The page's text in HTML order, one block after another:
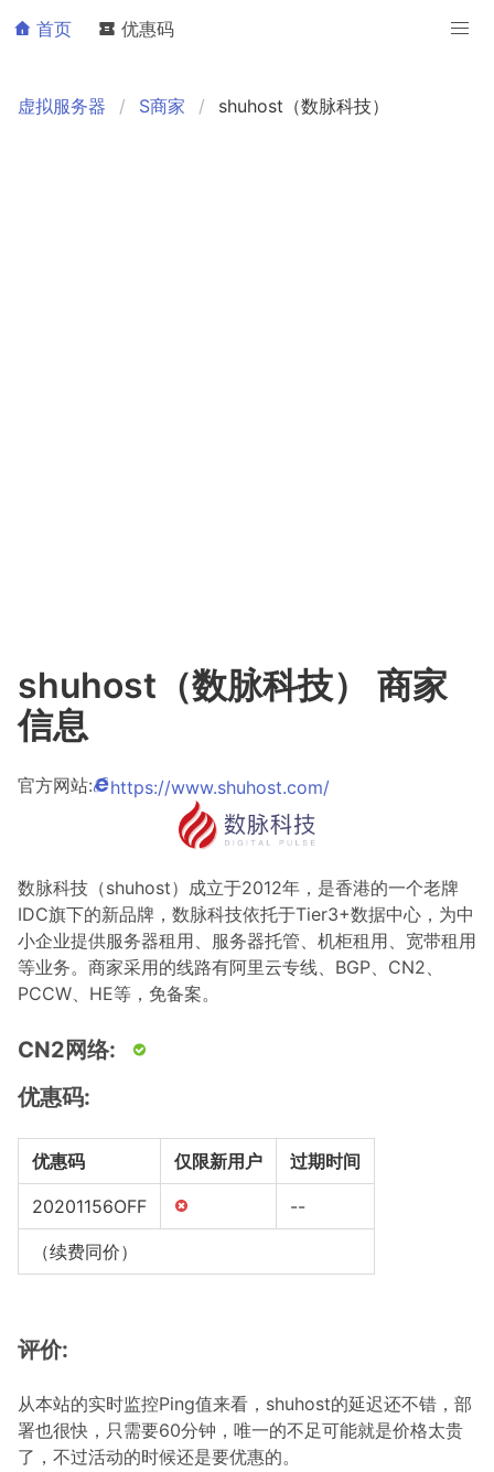
首页 优惠码
虚拟服务器 S商家 shuhost（数脉科技）
shuhost（数脉科技） 商家
信息
官方网站: https://www.shuhost.com/
数脉科技（shuhost）成立于2012年，是香港的一个老牌
IDC旗下的新品牌，数脉科技依托于Tier3+数据中心，为中
小企业提供服务器租用、服务器托管、机柜租用、宽带租用
等业务。商家采用的线路有阿里云专线、BGP、CN2、
PCCW、HE等，免备案。
CN2网络:
优惠码:
优惠码 仅限新用户 过期时间
20201156OFF --
（续费同价）
评价:
从本站的实时监控Ping值来看，shuhost的延迟还不错，部
署也很快，只需要60分钟，唯一的不足可能就是价格太贵
了，不过活动的时候还是要优惠的。